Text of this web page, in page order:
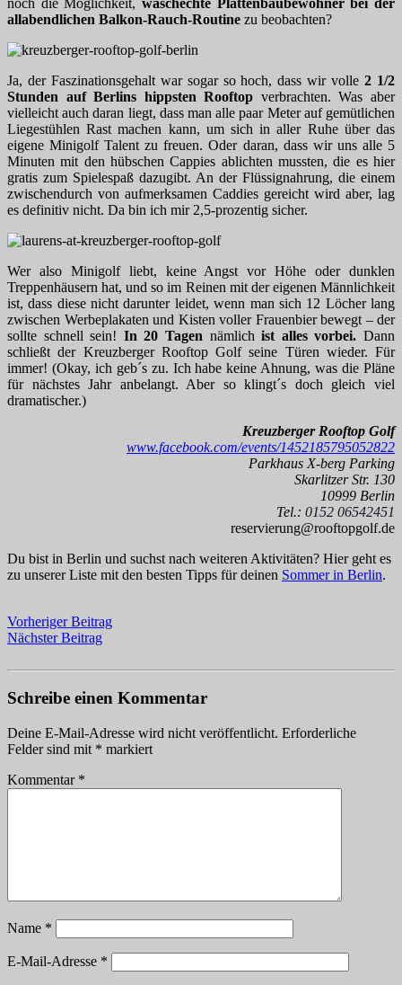
noch die Möglichkeit, waschechte Plattenbaubewohner bei der
allabendlichen Balkon-Rauch-Routine zu beobachten?
Ja, der Faszinationsgehalt war sogar so hoch, dass wir volle2 1/2
Stunden auf Berlins hippsten Rooftop verbrachten. Was aber
vielleicht auch daran liegt, dass man alle paar Meter auf gemütlichen
Liegestühlen Rast machen kann, um sich in aller Ruhe über das
eigene Minigolf Talent zu freuen. Oder daran, dass wir uns alle 5
Minuten mit den hübschen Cappies ablichten mussten, die es hier
gratis zum Spielespaß dazugibt. An der Flüssignahrung, die einem
zwischendurch von aufmerksamen Caddies gereicht wird aber, lag
es definitiv nicht. Da bin ich mir 2,5-prozentig sicher.
Wer also Minigolf liebt, keine Angst vor Höhe oder dunklen
Treppenhäusern hat, und so im Reinen mit der eigenen Männlichkeit
ist, dass diese nicht darunter leidet, wenn man sich 12 Löcher lang
zwischen Werbeplakaten und Kisten voller Frauenbier bewegt – der
sollte schnell sein! In 20 Tagen nämlichist alles vorbei. Dann
schließt der Kreuzberger Rooftop Golf seine Türen wieder. Für
immer! (Okay, ich geb´s zu. Ich habe keine Ahnung, was die Pläne
für nächstes Jahr anbelangt. Aber so klingt´s doch gleich viel
dramatischer.)
Kreuzberger Rooftop Golf
www.facebook.com/events/1452185795052822
Parkhaus X-berg Parking
Skarlitzer Str. 130
10999 Berlin
Tel.: 0152 06542451
reservierung@rooftopgolf.de
Du bist in Berlin und suchst nach weiteren Aktivitäten? Hier geht es
zu unserer Liste mit den besten Tipps für deinen Sommer in Berlin.
Vorheriger Beitrag
Nächster Beitrag
Schreibe einen Kommentar
Deine E-Mail-Adresse wird nicht veröffentlicht. Erforderliche
Felder sind mit * markiert
Kommentar *
Name *
E-Mail-Adresse *